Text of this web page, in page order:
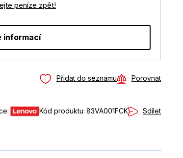
peníze zpět!
informací
Přidat do seznamu Porovnat
Kód produktu: 83VA001FCK Sdílet